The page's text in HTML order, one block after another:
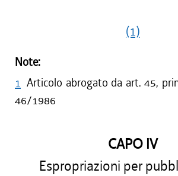
(1)
Note:
1 Articolo abrogato da art. 45,
46/1986
CAPO IV
Espropriazioni per